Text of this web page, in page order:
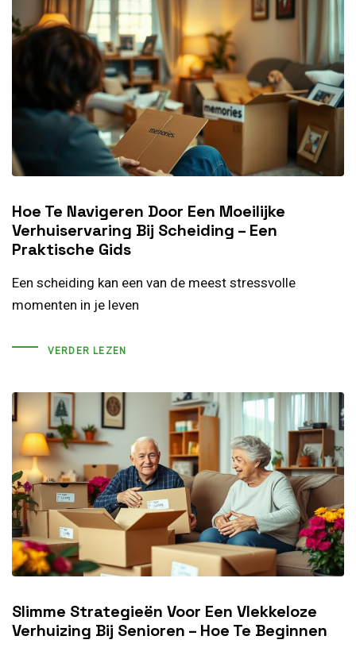
Hoe Te Navigeren Door Een Moeilijke
Verhuiservaring Bij Scheiding – Een
Praktische Gids
Een scheiding kan een van de meest stressvolle
momenten in je leven
VERDER LEZEN
Slimme Strategieën Voor Een Vlekkeloze
Verhuizing Bij Senioren – Hoe Te Beginnen